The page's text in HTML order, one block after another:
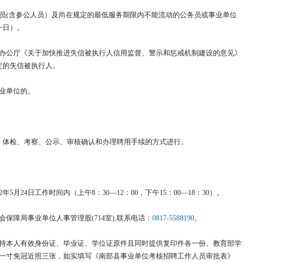
(含参公人员）及尚在规定的最低服务期限内不能流动的公务员或事业单位
）。
公厅《关于加快推进失信被执行人信用监督、警示和惩戒机制建设的意见》
失信被执行人。
单位的。
检、考察、公示、审核确认和办理聘用手续的方式进行。
年5月24日工作时间内（上午8：30—12：00，下午15：00—18：30）。
保障局事业单位人事管理股(714室),联系电话： 0817-5588190。
本人有效身份证、毕业证、学位证原件且同时提供复印件各一份、教育部学
寸免冠近照三张，如实填写《南部县事业单位考核招聘工作人员审批表》